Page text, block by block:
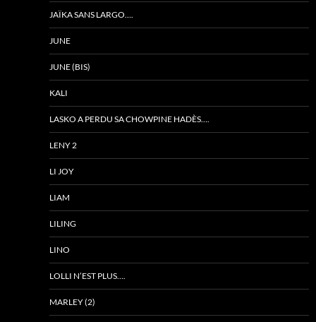
JAÏKA SANS LARGO….
JUNE
JUNE (BIS)
KALI
LASKO A PERDU SA CHOWPINE HADÈS….
LENY 2
LI JOY
LIAM
LILING
LINO
LOLLI N’EST PLUS….
MARLEY (2)